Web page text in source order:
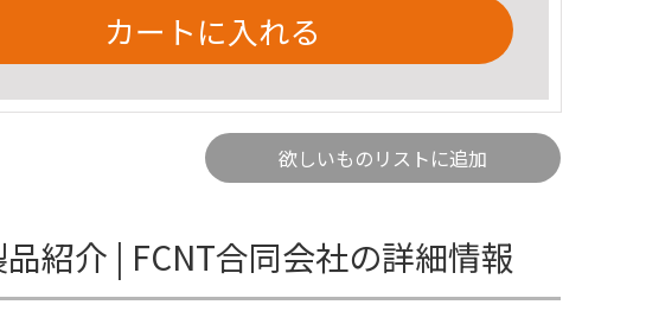
カートに入れる
欲しいものリストに追加
紹介 | FCNT合同会社の詳細情報